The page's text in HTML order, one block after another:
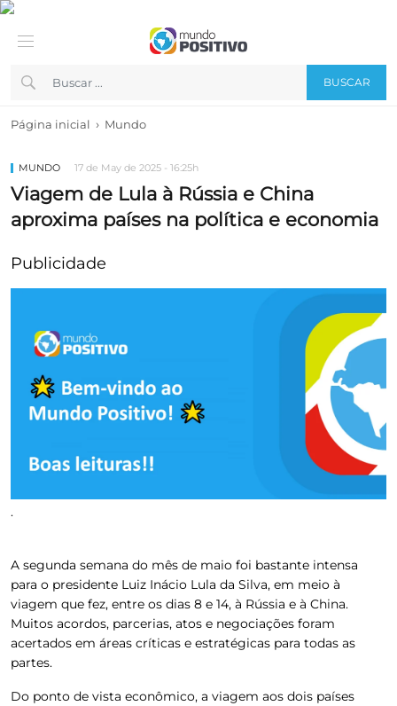
BUSCAR
Página inicial › Mundo
MUNDO 17 de May de 2025 - 16:25h
Viagem de Lula à Rússia e China
aproxima países na política e economia
Publicidade
.
A segunda semana do mês de maio foi bastante intensa
para o presidente Luiz Inácio Lula da Silva, em meio à
viagem que fez, entre os dias 8 e 14, à Rússia e à China.
Muitos acordos, parcerias, atos e negociações foram
acertados em áreas críticas e estratégicas para todas as
partes.
Do ponto de vista econômico, a viagem aos dois países